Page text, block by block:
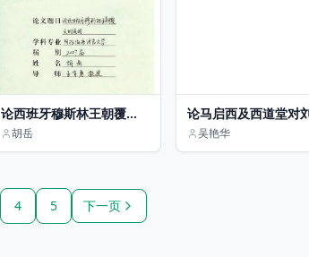
论西班牙穆斯林王朝覆灭
的原因
胡岳
论马启西及西道堂对
思想的吸收与运用
吴艳华
4 5 下一页